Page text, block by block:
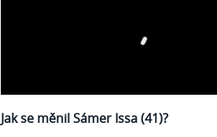
Jak se měnil Sámer Issa (41)?